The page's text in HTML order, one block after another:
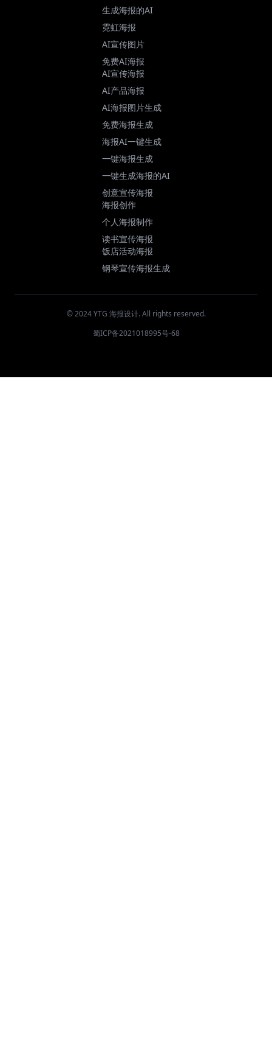
生成海报的AI
霓虹海报
AI宣传图片
免费AI海报
AI宣传海报
AI产品海报
AI海报图片生成
免费海报生成
海报AI一键生成
一键海报生成
一键生成海报的AI
创意宣传海报
海报创作
个人海报制作
读书宣传海报
饭店活动海报
钢琴宣传海报生成
© 2024 YTG 海报设计. All rights reserved.
蜀ICP备2021018995号-68